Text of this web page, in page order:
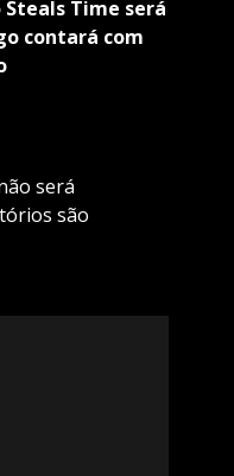
Steals Time será
contará com
será
são